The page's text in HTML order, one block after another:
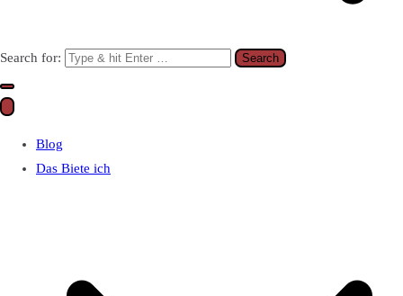
Search for:
Blog
Das Biete ich